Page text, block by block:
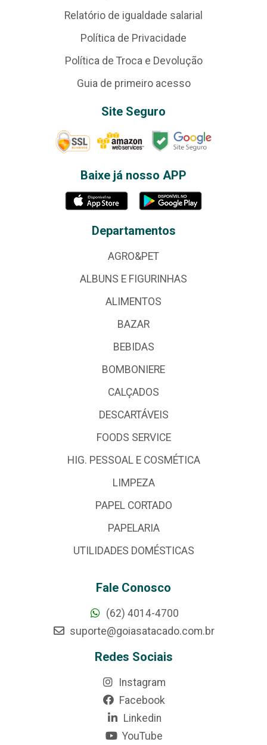
Relatório de igualdade salarial
Política de Privacidade
Política de Troca e Devolução
Guia de primeiro acesso
Site Seguro
Baixe já nosso APP
Departamentos
AGRO&PET
ALBUNS E FIGURINHAS
ALIMENTOS
BAZAR
BEBIDAS
BOMBONIERE
CALÇADOS
DESCARTÁVEIS
FOODS SERVICE
HIG. PESSOAL E COSMÉTICA
LIMPEZA
PAPEL CORTADO
PAPELARIA
UTILIDADES DOMÉSTICAS
Fale Conosco
(62) 4014-4700
suporte@goiasatacado.com.br
Redes Sociais
Instagram
Facebook
Linkedin
YouTube